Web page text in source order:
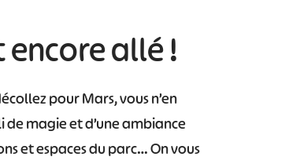
encore allé !
pour Mars, vous n’en
de magie et d’une ambiance
et espaces du parc… On vous